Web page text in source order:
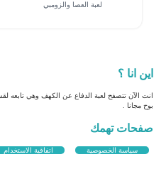
لعبة العصا والزومبي
اين انا ؟
انت الآن تتصفح لعبة الدفاع عن الكهف وهي
بوح مجانا .
صفحات تهمك
سياسة الخصوصية اتفاقية الاستخدام